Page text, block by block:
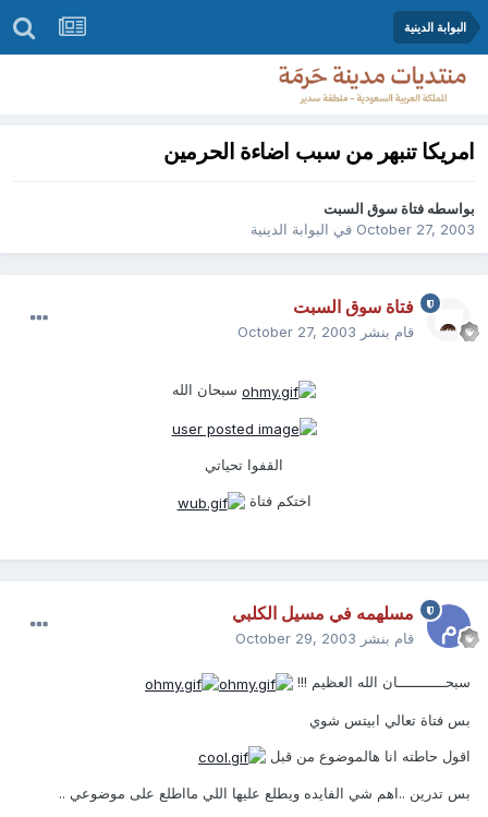
البوابة الدينية
امريكا تنبهر من سبب اضاءة الحرمين
بواسطه فتاة سوق السبت
October 27, 2003في البوابة الدينية
فتاة سوق السبت
قام بنشر October 27, 2003
سبحان الله
القفوا تحياتي
اختكم فتاة
مسلهمه في مسيل الكلبي
قام بنشر October 29, 2003
سبحـــــــــــان الله العظيم !!!
بس فتاة تعالي ابيتس شوي
اقول حاطته انا هالموضوع من قبل
بس تدرين ..اهم شي الفايده ويطلع عليها اللي مااطلع على موضوعي ..